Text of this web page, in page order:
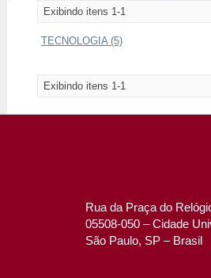
Exibindo itens 1-1
TECNOLOGIA (5)
Exibindo itens 1-1
Rua da Praça do
05508-050 – Cidade
São Paulo, SP – Brasil